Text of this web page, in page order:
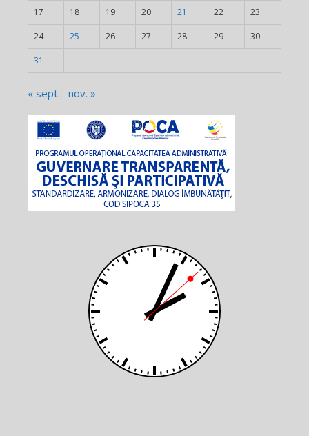
17 18 19 20 21 22 23
24 25 26 27 28 29 30
31
« sept. nov. »